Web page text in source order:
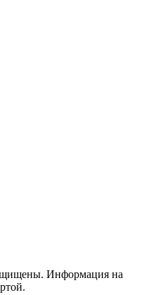
Информация на